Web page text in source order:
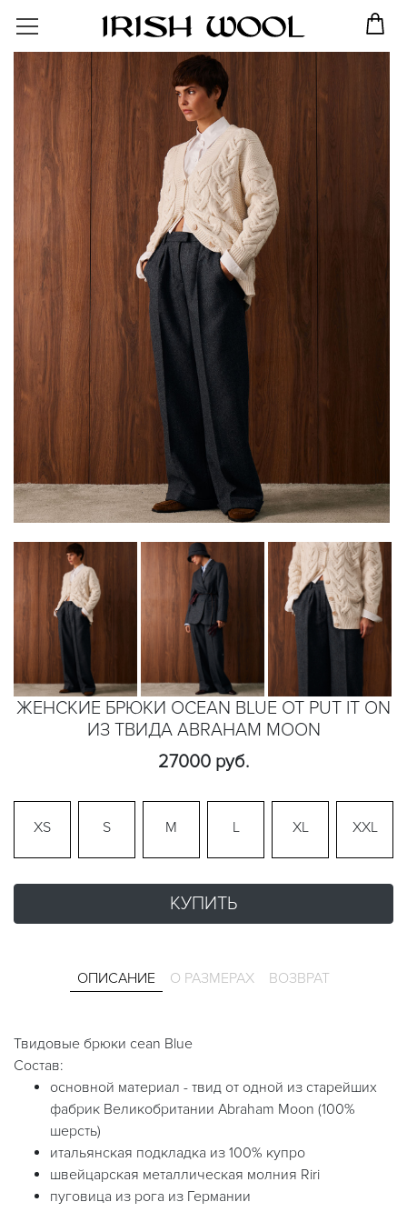
ЖЕНСКИЕ БРЮКИ OCEAN BLUE ОТ PUT IT ON
ИЗ ТВИДА ABRAHAM MOON
27000 руб.
XS S M L XL XXL
КУПИТЬ
ОПИСАНИЕ О РАЗМЕРАХ ВОЗВРАТ
Твидовые брюки cean Blue
Состав:
основной материал - твид от одной из старейших
фабрик Великобритании Abraham Moon (100%
шерсть)
итальянская подкладка из 100% купро
швейцарская металлическая молния Riri
пуговица из рога из Германии